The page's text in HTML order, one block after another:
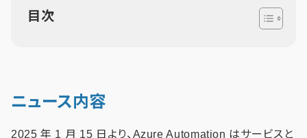
目次
ニュース内容
2025 年 1 月 15 日より、Azure Automation はサービスと